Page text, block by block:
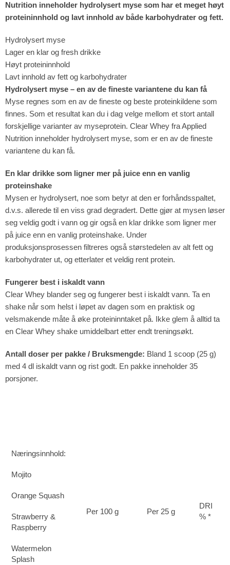
Nutrition inneholder hydrolysert myse som har et meget høyt
proteininnhold og lavt innhold av både karbohydrater og fett.
Hydrolysert myse
Lager en klar og fresh drikke
Høyt proteininnhold
Lavt innhold av fett og karbohydrater
Hydrolysert myse – en av de fineste variantene du kan få
Myse regnes som en av de fineste og beste proteinkildene som
finnes. Som et resultat kan du i dag velge mellom et stort antall
forskjellige varianter av myseprotein. Clear Whey fra Applied
Nutrition inneholder hydrolysert myse, som er en av de fineste
variantene du kan få.
En klar drikke som ligner mer på juice enn en vanlig
proteinshake
Mysen er hydrolysert, noe som betyr at den er forhåndsspaltet,
d.v.s. allerede til en viss grad degradert. Dette gjør at mysen løser
seg veldig godt i vann og gir også en klar drikke som ligner mer
på juice enn en vanlig proteinshake. Under
produksjonsprosessen filtreres også størstedelen av alt fett og
karbohydrater ut, og etterlater et veldig rent protein.
Fungerer best i iskaldt vann
Clear Whey blander seg og fungerer best i iskaldt vann. Ta en
shake når som helst i løpet av dagen som en praktisk og
velsmakende måte å øke proteininntaket på. Ikke glem å alltid ta
en Clear Whey shake umiddelbart etter endt treningsøkt.
Antall doser per pakke / Bruksmengde: Bland 1 scoop (25 g)
med 4 dl iskaldt vann og rist godt. En pakke inneholder 35
porsjoner.
Næringsinnhold:
Mojito
Orange Squash
Strawberry &
Raspberry
Watermelon
Splash
Per 100 g Per 25 g
DRI
% *